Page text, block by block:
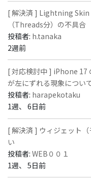
[ 解決済 ] Lightning Skin
（Threads分）の不具合
投稿者: h.tanaka
2週前
[ 対応検討中 ] iPhone 17
が左にずれる現象につい
投稿者: harapekotaku
1週、 6日前
[ 解決済 ] ウィジェット
い
投稿者: WEB００１
1週、 5日前